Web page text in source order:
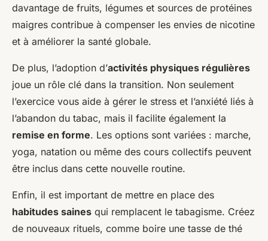
davantage de fruits, légumes et sources de protéines
maigres contribue à compenser les envies de nicotine
et à améliorer la santé globale.
De plus, l’adoption d’activités physiques régulières
joue un rôle clé dans la transition. Non seulement
l’exercice vous aide à gérer le stress et l’anxiété liés à
l’abandon du tabac, mais il facilite également la
remise en forme. Les options sont variées : marche,
yoga, natation ou même des cours collectifs peuvent
être inclus dans cette nouvelle routine.
Enfin, il est important de mettre en place des
habitudes saines qui remplacent le tabagisme. Créez
de nouveaux rituels, comme boire une tasse de thé